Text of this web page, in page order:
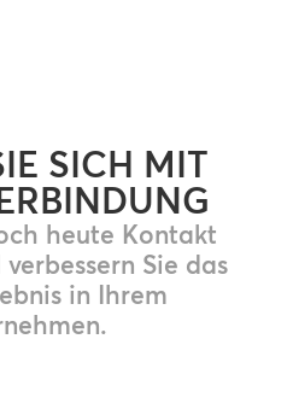
SICH MIT
heute Kontakt
Sie das
in Ihrem